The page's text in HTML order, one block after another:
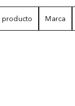
producto Marca